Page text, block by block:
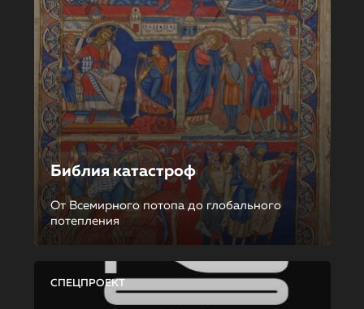
Библия катастроф
От Всемирного потопа до глобального
потепления
СПЕЦПРОЕКТ